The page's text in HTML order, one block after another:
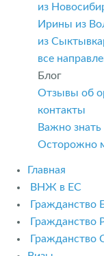
из
Ирины из
из
все
Блог
Отзывы об
контакты
Важно
Осторожно
Главная
ВНЖ в ЕС
Гражданство
Гражданство
Гражданство